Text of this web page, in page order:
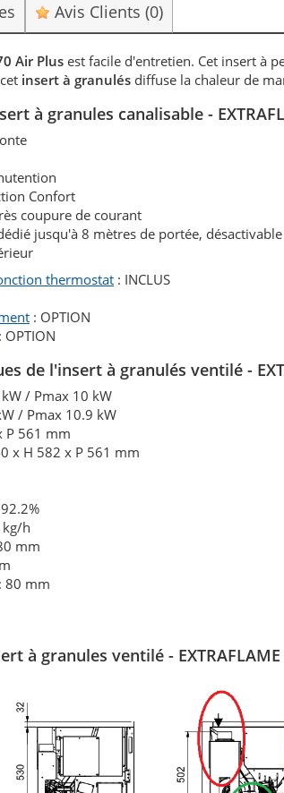
Avis Clients(0)
Air Plusest facile d'entretien. Cet insert à
insert à granulés diffuse la chaleur de
à granules canalisable -
Confort
coupure de courant
jusqu'à 8 mètres de portée, désactivable
thermostat : INCLUS
: OPTION
: OPTION
de l'insert à granulés ventilé -
/ Pmax 10 kW
/ Pmax 10.9 kW
P 561 mm
x H 582 x P 561 mm
kg/h
mm
80 mm
à granules ventilé -